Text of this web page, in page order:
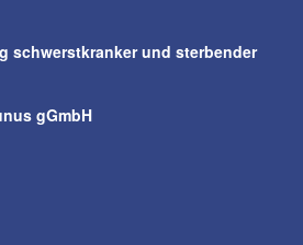
schwerstkranker und sterbender
gGmbH